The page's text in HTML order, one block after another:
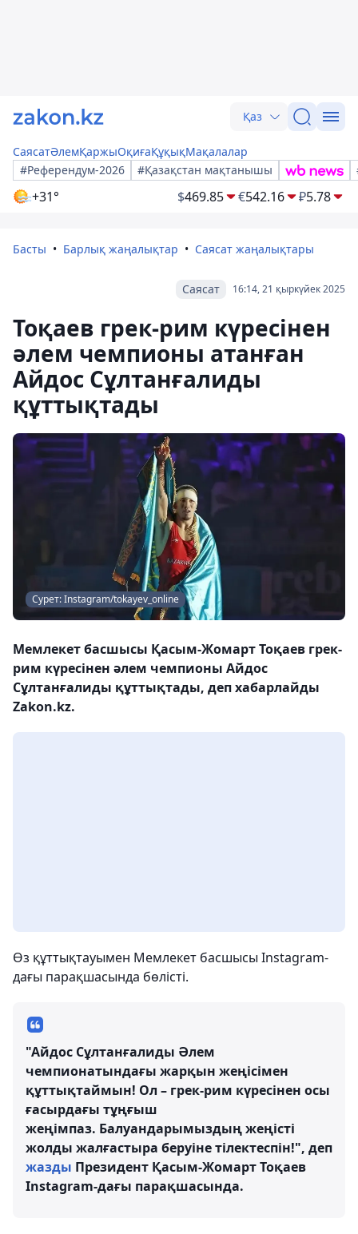
Қаз
СаясатӘлемҚаржыОқиғаҚұқықМақалалар
#Референдум-2026
#Қазақстан мақтанышы
+31° $469.85 €542.16 ₽5.78
Басты Барлық жаңалықтар Саясат жаңалықтары
16:14, 21 қыркүйек 2025
Саясат
Тоқаев грек-рим күресінен
әлем чемпионы атанған
Айдос Сұлтанғалиды
құттықтады
Сурет: Instagram/tokayev_online
Мемлекет басшысы Қасым-Жомарт Тоқаев грек-
рим күресінен әлем чемпионы Айдос
Сұлтанғалиды құттықтады, деп хабарлайды
Zakon.kz.
Өз құттықтауымен Мемлекет басшысы Instagram-
дағы парақшасында бөлісті.
"Айдос Сұлтанғалиды Әлем
чемпионатындағы жарқын жеңісімен
құттықтаймын! Ол – грек-рим күресінен осы
ғасырдағы тұңғыш
жеңімпаз. Балуандарымыздың жеңісті
жолды жалғастыра беруіне тілектеспін!", деп
жазды Президент Қасым-Жомарт Тоқаев
Instagram-дағы парақшасында.